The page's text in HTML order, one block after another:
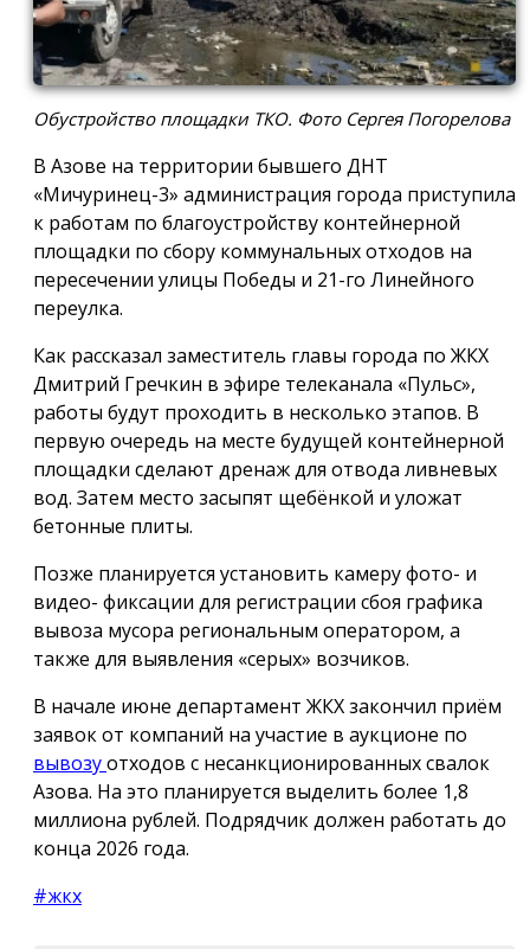
Обустройство площадки ТКО. Фото Сергея Погорелова
В Азове на территории бывшего ДНТ
«Мичуринец-3» администрация города приступила
к работам по благоустройству контейнерной
площадки по сбору коммунальных отходов на
пересечении улицы Победы и 21-го Линейного
переулка.
Как рассказал заместитель главы города по ЖКХ
Дмитрий Гречкин в эфире телеканала «Пульс»,
работы будут проходить в несколько этапов. В
первую очередь на месте будущей контейнерной
площадки сделают дренаж для отвода ливневых
вод. Затем место засыпят щебёнкой и уложат
бетонные плиты.
Позже планируется установить камеру фото- и
видео- фиксации для регистрации сбоя графика
вывоза мусора региональным оператором, а
также для выявления «серых» возчиков.
В начале июне департамент ЖКХ закончил приём
заявок от компаний на участие в аукционе по
вывозуотходов с несанкционированных свалок
Азова. На это планируется выделить более 1,8
миллиона рублей. Подрядчик должен работать до
конца 2026 года.
#жкх